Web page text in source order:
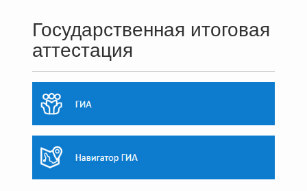
Государственная итоговая
аттестация